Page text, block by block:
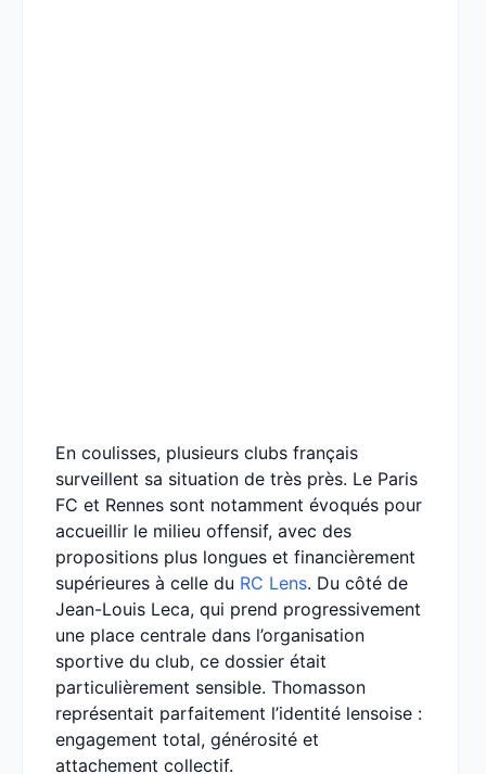
En coulisses, plusieurs clubs français
surveillent sa situation de très près. Le Paris
FC et Rennes sont notamment évoqués pour
accueillir le milieu offensif, avec des
propositions plus longues et financièrement
supérieures à celle du RC Lens. Du côté de
Jean-Louis Leca, qui prend progressivement
une place centrale dans l’organisation
sportive du club, ce dossier était
particulièrement sensible. Thomasson
représentait parfaitement l’identité lensoise :
engagement total, générosité et
attachement collectif.